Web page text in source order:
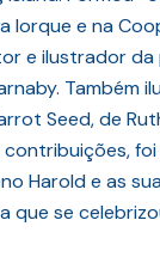
Iorque e na
e ilustrador
Também
Seed, de
Harold e as
que se